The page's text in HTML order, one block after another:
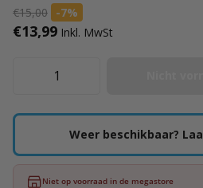
€15,00 -7%
€13,99 Inkl. MwSt
Weer beschikbaar?
Niet op voorraad in de megastore